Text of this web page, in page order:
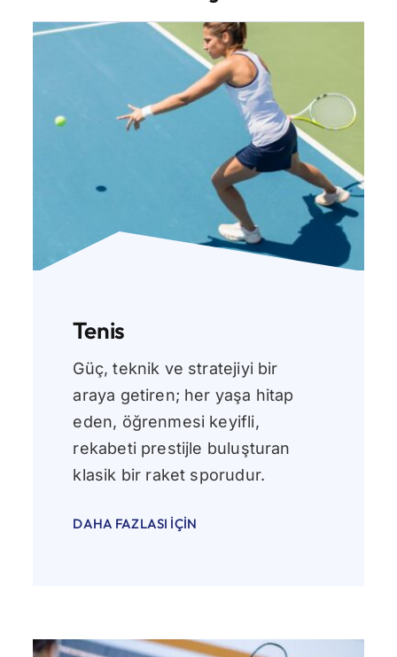
Tenis
Güç, teknik ve stratejiyi bir
araya getiren; her yaşa hitap
eden, öğrenmesi keyifli,
rekabeti prestijle buluşturan
klasik bir raket sporudur.
DAHA FAZLASI İÇIN